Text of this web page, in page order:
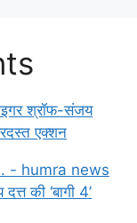
श्रॉफ-संजय
एक्शन
- humra news
की ‘बागी 4’